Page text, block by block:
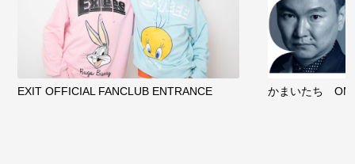
EXIT OFFICIAL FANCLUB ENTRANCE かまいたち